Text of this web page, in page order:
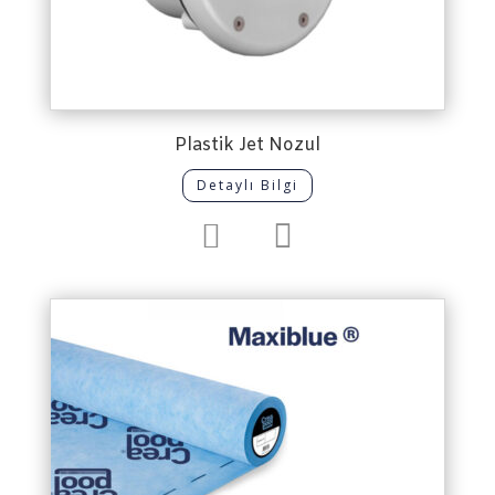
Plastik Jet Nozul
Detaylı Bilgi
 